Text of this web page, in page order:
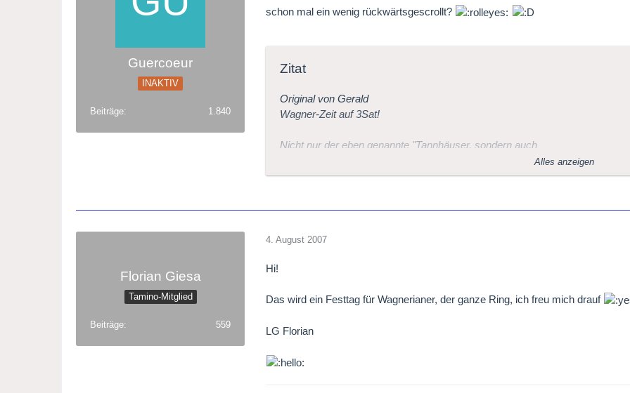
Guercoeur
INAKTIV
Beiträge 1.840
schon mal ein wenig rückwärtsgescrollt?
Zitat
Original von Gerald
Wagner-Zeit auf 3Sat!
Nicht nur der eben genannte "Tannhäuser, sondern auch
Der Ring des Nibelungen - am 5. August:
11.45 Uhr: Die Walküre
20.15 Uhr: Die Götterdämmerung
Keine Aufführung von Richard Wagners "Ring des Nibelungen" hat seit
der Stuttgarter Staatsoper. Jedes der vier Stücke stammt von einem
Alles anzeigen
Florian Giesa
Tamino-Mitglied
Beiträge 559
4. August 2007
Hi!
Das wird ein Festtag für Wagnerianer, der ganze Ring, ich freu mich drauf
LG Florian